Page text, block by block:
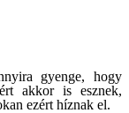
gyenge, hogy
akkor is esznek,
ezért híznak el.